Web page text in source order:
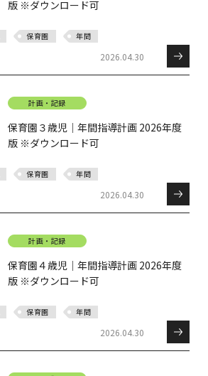
版 ※ダウンロード可
保育園 年間
2026.04.30
計画・記録
保育園３歳児｜年間指導計画 2026年度
版 ※ダウンロード可
保育園 年間
2026.04.30
計画・記録
保育園４歳児｜年間指導計画 2026年度
版 ※ダウンロード可
保育園 年間
2026.04.30